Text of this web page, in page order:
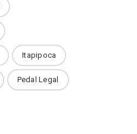
Itapipoca
Pedal Legal